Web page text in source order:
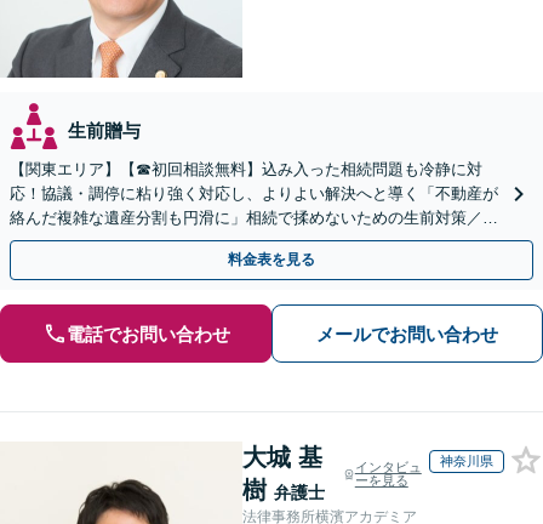
生前贈与
【関東エリア】【☎︎初回相談無料】込み入った相続問題も冷静に対
応！協議・調停に粘り強く対応し、よりよい解決へと導く「不動産が
絡んだ複雑な遺産分割も円滑に」相続で揉めないための生前対策／遺
言書の作成から執行【夜間相談可】【有楽町駅1分】
料金表を見る
電話でお問い合わせ メールでお問い合わせ
大城 基
樹 弁護士
インタビュ
ーを見る
神奈川県
法律事務所横濱アカデミア